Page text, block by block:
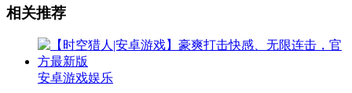
相关推荐
安卓游戏娱乐